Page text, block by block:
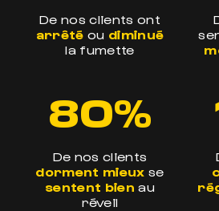
De nos clients ont
arrêté ou diminué
la fumette
80%
De nos clients
dorment mieux se
sentent bien au
réveil